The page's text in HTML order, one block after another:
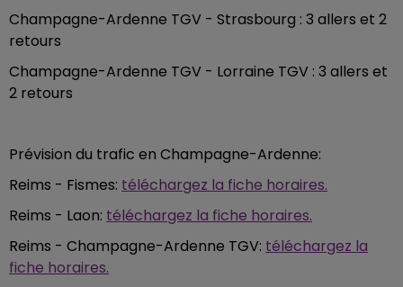
Champagne-Ardenne TGV - Strasbourg : 3 allers et 2
retours
Champagne-Ardenne TGV - Lorraine TGV : 3 allers et
2 retours
Prévision du trafic en Champagne-Ardenne:
Reims - Fismes: téléchargez la fiche horaires.
Reims - Laon: téléchargez la fiche horaires.
Reims - Champagne-Ardenne TGV: téléchargez la
fiche horaires.